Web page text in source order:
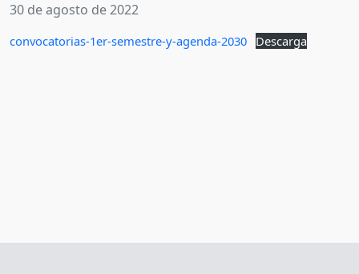
30 de agosto de 2022
convocatorias-1er-semestre-y-agenda-2030 Descarga